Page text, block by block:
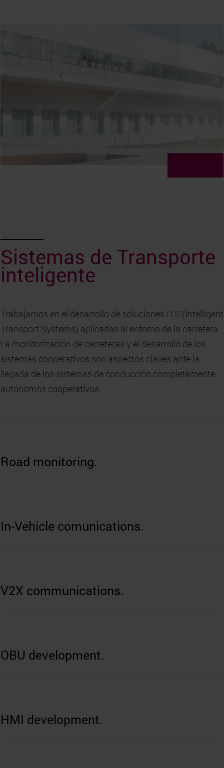
Sistemas de Transporte
inteligente
Trabajamos en el desarrollo de soluciones ITS (Intelligent
Transport Systems) aplicadas al entorno de la carretera.
La monitorización de carreteras y el desarrollo de los
sistemas cooperativos son aspectos claves ante la
llegada de los sistemas de conducción completamente
autónomos cooperativos.
Road monitoring.
In-Vehicle comunications.
V2X communications.
OBU development.
HMI development.